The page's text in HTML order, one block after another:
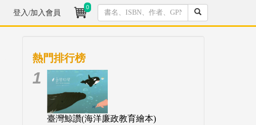
登入/加入會員
0
熱門排行榜
1
臺灣鯨讚(海洋廉政教育繪本)